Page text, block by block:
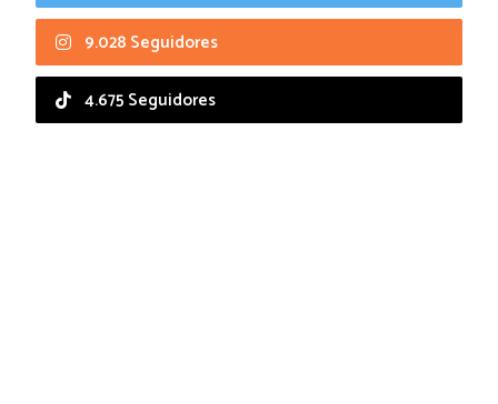
9.028 Seguidores
4.675 Seguidores